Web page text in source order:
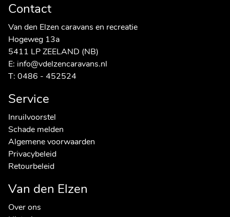
Contact
Van den Elzen caravans en recreatie
Hogeweg 13a
5411 LP ZEELAND (NB)
E: info@vdelzencaravans.nl
T: 0486 - 452524
Service
Inruilvoorstel
Schade melden
Algemene voorwaarden
Privacybeleid
Retourbeleid
Van den Elzen
Over ons